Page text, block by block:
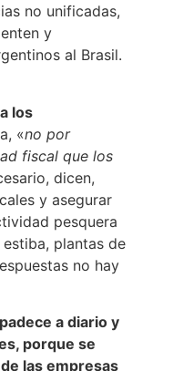
no unificadas,
y
al Brasil.
los
«no por
fiscal que los
dicen,
y asegurar
pesquera
plantas de
no hay
a diario y
porque se
las empresas